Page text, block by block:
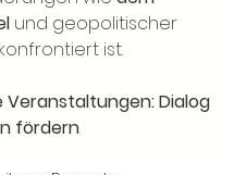
und geopolitischer
ist.
Dialog
fördern